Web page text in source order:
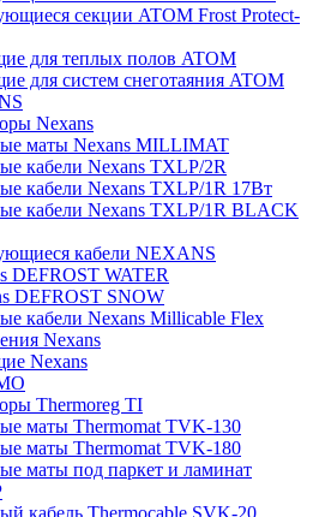
секции ATOM Frost Protect-
для теплых полов ATOM
для систем снеготаяния ATOM
Nexans
маты Nexans MILLIMAT
кабели Nexans TXLP/2R
кабели Nexans TXLP/1R 17Вт
кабели Nexans TXLP/1R BLACK
кабели NEXANS
DEFROST WATER
DEFROST SNOW
кабели Nexans Millicable Flex
Nexans
Nexans
Thermoreg TI
маты Thermomat TVK-130
маты Thermomat TVK-180
маты под паркет и ламинат
кабель Thermocable SVK-20